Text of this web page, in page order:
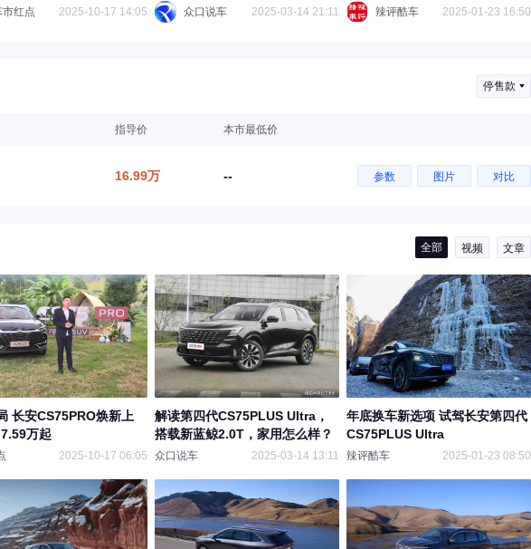
市红点 2025-10-17 14:05 众口说车 2025-03-14 21:11 辣评酷车 2025-01-23 16:50
停售款
指导价 本市最低价
16.99万 -- 参数 图片 对比
全部 视频 文章
长安CS75PRO焕新上
万起
2025-10-17 06:05
解读第四代CS75PLUS UItra，
搭载新蓝鲸2.0T，家用怎么样？
众口说车 2025-03-14 13:11
年底换车新选项 试驾长安第四代
CS75PLUS Ultra
辣评酷车 2025-01-23 08:50